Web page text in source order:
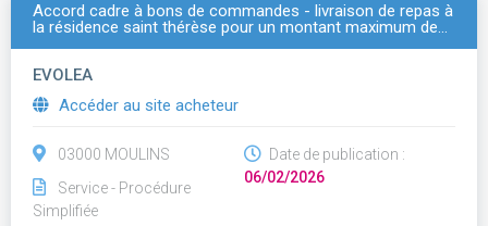
Accord cadre à bons de commandes - livraison de repas à
la résidence saint thérèse pour un montant maximum de…
EVOLEA
Accéder au site acheteur
03000 MOULINS
Service - Procédure
Simplifiée
Date de publication :
06/02/2026